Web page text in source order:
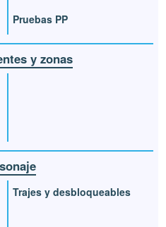
Pruebas PP
y zonas
Trajes y desbloqueables